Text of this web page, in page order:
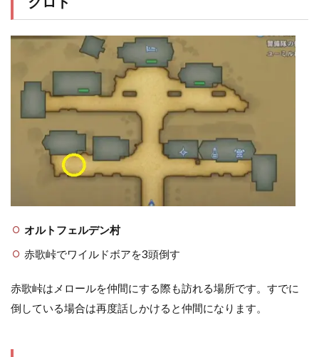
オルトフェルデン村
赤歌峠でワイルドボアを3頭倒す
赤歌峠はメロールを仲間にする際も訪れる場所です。すでに
倒している場合は再度話しかけると仲間になります。